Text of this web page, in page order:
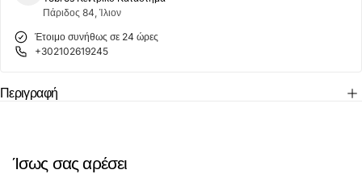
Πάριδος 84, Ίλιον
Έτοιμο συνήθως σε 24 ώρες
+302102619245
Περιγραφή
Ίσως σας αρέσει